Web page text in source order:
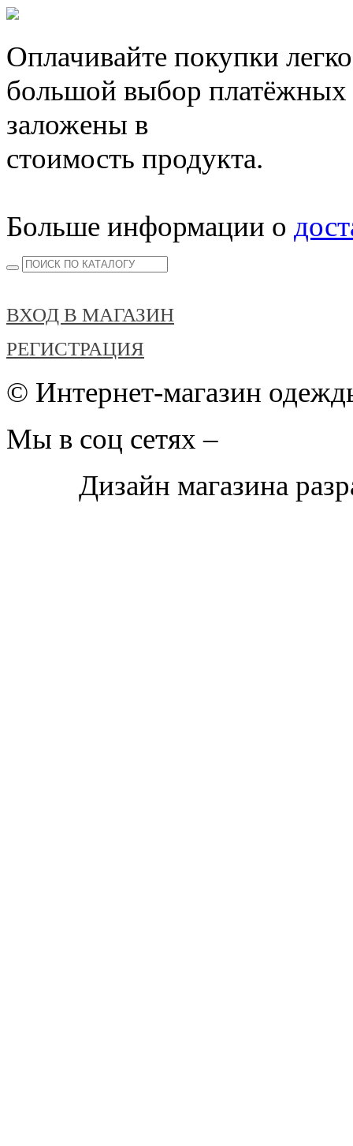
Оплачивайте покупки
большой выбор
заложены в
стоимость продукта.
Больше информации о
ВХОД В МАГАЗИН
РЕГИСТРАЦИЯ
© Интернет-магазин
Мы в соц сетях –
Дизайн магазина